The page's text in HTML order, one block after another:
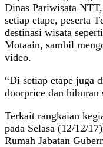
Dinas Pariwisata
setiap etape, peserta
destinasi wisata
Motaain, sambil
video.
“Di setiap etape juga
doorprice dan hiburan
Terkait rangkaian
pada Selasa (12/12/
Rumah Jabatan